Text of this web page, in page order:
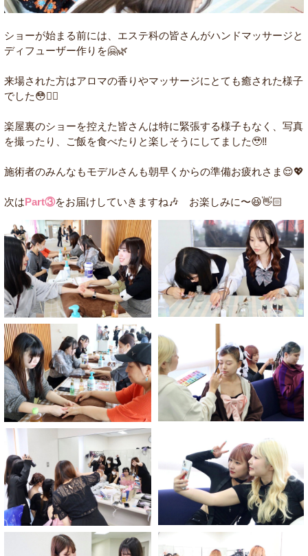
ショーが始まる前には、エステ科の皆さんがハンドマッサージと
ディフューザー作りを🤗🌿
来場された方はアロマの香りやマッサージにとても癒された様子
でした😳👌🏻
楽屋裏のショーを控えた皆さんは特に緊張する様子もなく、写真
を撮ったり、ご飯を食べたりと楽しそうにしてました🥹‼️
施術者のみんなもモデルさんも朝早くからの準備お疲れさま😌💖
次はPart③をお届けしていきますね🎶 お楽しみに〜😆👋🏻